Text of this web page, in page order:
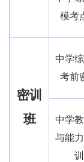
模考
密训
班
中学
考前
中学
与能